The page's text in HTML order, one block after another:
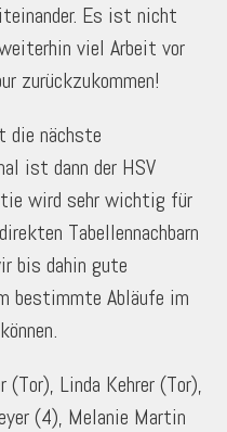
Es ist nicht
viel Arbeit vor
zurückzukommen!
die nächste
ist dann der HSV
wird sehr wichtig für
Tabellennachbarn
bis dahin gute
bestimmte Abläufe im
Linda Kehrer (Tor),
(4), Melanie Martin